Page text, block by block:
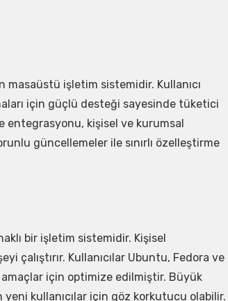
işletim sistemidir. Kullanıcı
için güçlü desteği sayesinde tüketici
entegrasyonu, kişisel ve kurumsal
güncellemeler ile sınırlı özelleştirme
bir işletim sistemidir. Kişisel
çalıştırır. Kullanıcılar Ubuntu, Fedora ve
amaçlar için optimize edilmiştir. Büyük
yeni kullanıcılar için göz korkutucu olabilir.